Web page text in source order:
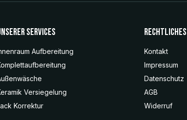
Services
Aufbereitung
Versiegelung
Korrektur
Rechtliches
Kontakt
Impressum
Datenschutz
AGB
Widerruf